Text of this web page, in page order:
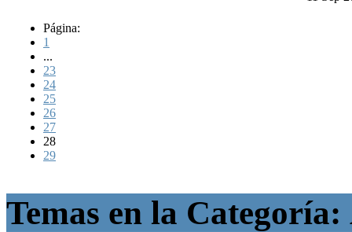
Página:
1
...
23
24
25
26
27
28
29
Temas en la